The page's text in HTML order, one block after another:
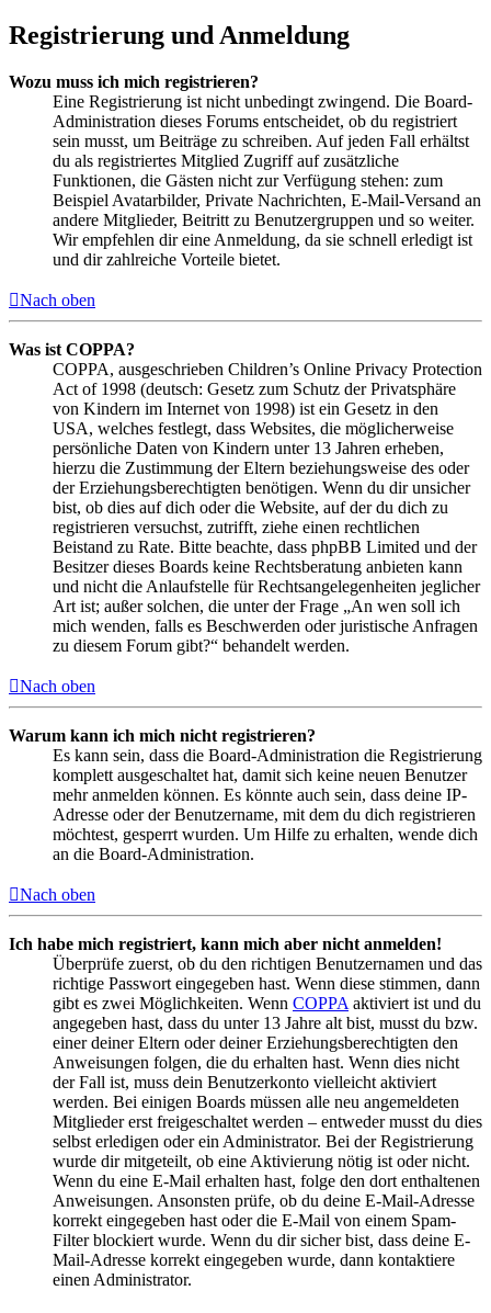
Registrierung und Anmeldung
Wozu muss ich mich registrieren?
Eine Registrierung ist nicht unbedingt zwingend. Die Board-
Administration dieses Forums entscheidet, ob du registriert
sein musst, um Beiträge zu schreiben. Auf jeden Fall erhältst
du als registriertes Mitglied Zugriff auf zusätzliche
Funktionen, die Gästen nicht zur Verfügung stehen: zum
Beispiel Avatarbilder, Private Nachrichten, E-Mail-Versand an
andere Mitglieder, Beitritt zu Benutzergruppen und so weiter.
Wir empfehlen dir eine Anmeldung, da sie schnell erledigt ist
und dir zahlreiche Vorteile bietet.
Nach oben
Was ist COPPA?
COPPA, ausgeschrieben Children’s Online Privacy Protection
Act of 1998 (deutsch: Gesetz zum Schutz der Privatsphäre
von Kindern im Internet von 1998) ist ein Gesetz in den
USA, welches festlegt, dass Websites, die möglicherweise
persönliche Daten von Kindern unter 13 Jahren erheben,
hierzu die Zustimmung der Eltern beziehungsweise des oder
der Erziehungsberechtigten benötigen. Wenn du dir unsicher
bist, ob dies auf dich oder die Website, auf der du dich zu
registrieren versuchst, zutrifft, ziehe einen rechtlichen
Beistand zu Rate. Bitte beachte, dass phpBB Limited und der
Besitzer dieses Boards keine Rechtsberatung anbieten kann
und nicht die Anlaufstelle für Rechtsangelegenheiten jeglicher
Art ist; außer solchen, die unter der Frage „An wen soll ich
mich wenden, falls es Beschwerden oder juristische Anfragen
zu diesem Forum gibt?“ behandelt werden.
Nach oben
Warum kann ich mich nicht registrieren?
Es kann sein, dass die Board-Administration die Registrierung
komplett ausgeschaltet hat, damit sich keine neuen Benutzer
mehr anmelden können. Es könnte auch sein, dass deine IP-
Adresse oder der Benutzername, mit dem du dich registrieren
möchtest, gesperrt wurden. Um Hilfe zu erhalten, wende dich
an die Board-Administration.
Nach oben
Ich habe mich registriert, kann mich aber nicht anmelden!
Überprüfe zuerst, ob du den richtigen Benutzernamen und das
richtige Passwort eingegeben hast. Wenn diese stimmen, dann
gibt es zwei Möglichkeiten. Wenn COPPA aktiviert ist und du
angegeben hast, dass du unter 13 Jahre alt bist, musst du bzw.
einer deiner Eltern oder deiner Erziehungsberechtigten den
Anweisungen folgen, die du erhalten hast. Wenn dies nicht
der Fall ist, muss dein Benutzerkonto vielleicht aktiviert
werden. Bei einigen Boards müssen alle neu angemeldeten
Mitglieder erst freigeschaltet werden – entweder musst du dies
selbst erledigen oder ein Administrator. Bei der Registrierung
wurde dir mitgeteilt, ob eine Aktivierung nötig ist oder nicht.
Wenn du eine E-Mail erhalten hast, folge den dort enthaltenen
Anweisungen. Ansonsten prüfe, ob du deine E-Mail-Adresse
korrekt eingegeben hast oder die E-Mail von einem Spam-
Filter blockiert wurde. Wenn du dir sicher bist, dass deine E-
Mail-Adresse korrekt eingegeben wurde, dann kontaktiere
einen Administrator.